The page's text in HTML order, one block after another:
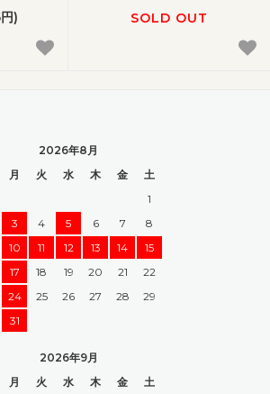
) SOLD OUT
2026年8月
月 火 水 木 金
土
1
3 4 5 6 7
8
10 11 12 13 14
15
17 18 19 20 21
22
24 25 26 27 28
29
31
2026年9月
月 火 水 木 金
土